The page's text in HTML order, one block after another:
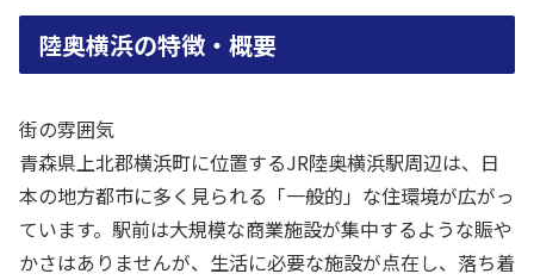
陸奥横浜の特徴・概要
街の雰囲気
青森県上北郡横浜町に位置するJR陸奥横浜駅周辺は、日
本の地方都市に多く見られる「一般的」な住環境が広がっ
ています。駅前は大規模な商業施設が集中するような賑や
かさはありませんが、生活に必要な施設が点在し、落ち着